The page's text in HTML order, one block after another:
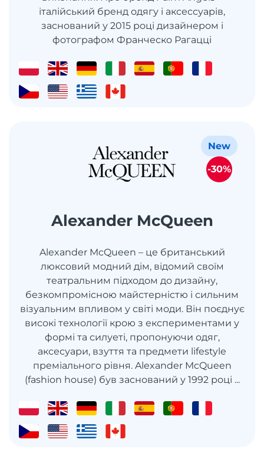
італійський бренд одягу і аксессуарів,
заснований у 2015 році дизайнером і
фотографом Франческо Рагацці
Alexander McQueen
Alexander McQueen – це британський
люксовий модний дім, відомий своїм
театральним підходом до дизайну,
безкомпромісною майстерністю і сильним
візуальним впливом у світі моди. Він поєднує
високі технології крою з експериментами у
формі та силуеті, пропонуючи одяг,
аксесуари, взуття та предмети lifestyle
преміального рівня. Alexander McQueen
(fashion house) був заснований у 1992 році ...
New
-30%